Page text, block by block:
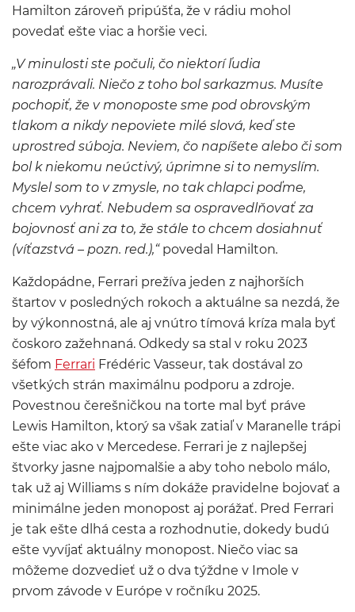
Hamilton zároveň pripúšťa, že v rádiu mohol
povedať ešte viac a horšie veci.
„V minulosti ste počuli, čo niektorí ľudia
narozprávali. Niečo z toho bol sarkazmus. Musíte
pochopiť, že v monoposte sme pod obrovským
tlakom a nikdy nepoviete milé slová, keď ste
uprostred súboja. Neviem, čo napíšete alebo či som
bol k niekomu neúctivý, úprimne si to nemyslím.
Myslel som to v zmysle, no tak chlapci poďme,
chcem vyhrať. Nebudem sa ospravedlňovať za
bojovnosť ani za to, že stále to chcem dosiahnuť
(víťazstvá – pozn. red.),“ povedal Hamilton.
Každopádne, Ferrari prežíva jeden z najhorších
štartov v posledných rokoch a aktuálne sa nezdá, že
by výkonnostná, ale aj vnútro tímová kríza mala byť
čoskoro zažehnaná. Odkedy sa stal v roku 2023
šéfom Ferrari Frédéric Vasseur, tak dostával zo
všetkých strán maximálnu podporu a zdroje.
Povestnou čerešničkou na torte mal byť práve
Lewis Hamilton, ktorý sa však zatiaľ v Maranelle trápi
ešte viac ako v Mercedese. Ferrari je z najlepšej
štvorky jasne najpomalšie a aby toho nebolo málo,
tak už aj Williams s ním dokáže pravidelne bojovať a
minimálne jeden monopost aj porážať. Pred Ferrari
je tak ešte dlhá cesta a rozhodnutie, dokedy budú
ešte vyvíjať aktuálny monopost. Niečo viac sa
môžeme dozvedieť už o dva týždne v Imole v
prvom závode v Európe v ročníku 2025.